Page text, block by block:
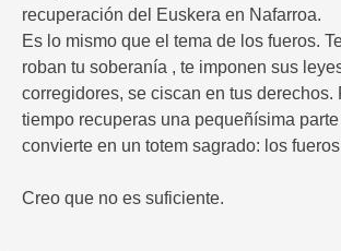
recuperación del Euskera en Nafarroa.
Es lo mismo que el tema de los fueros.
roban tu soberanía , te imponen sus
corregidores, se ciscan en tus derechos.
tiempo recuperas una pequeñísima
convierte en un totem sagrado: los
Creo que no es suficiente.